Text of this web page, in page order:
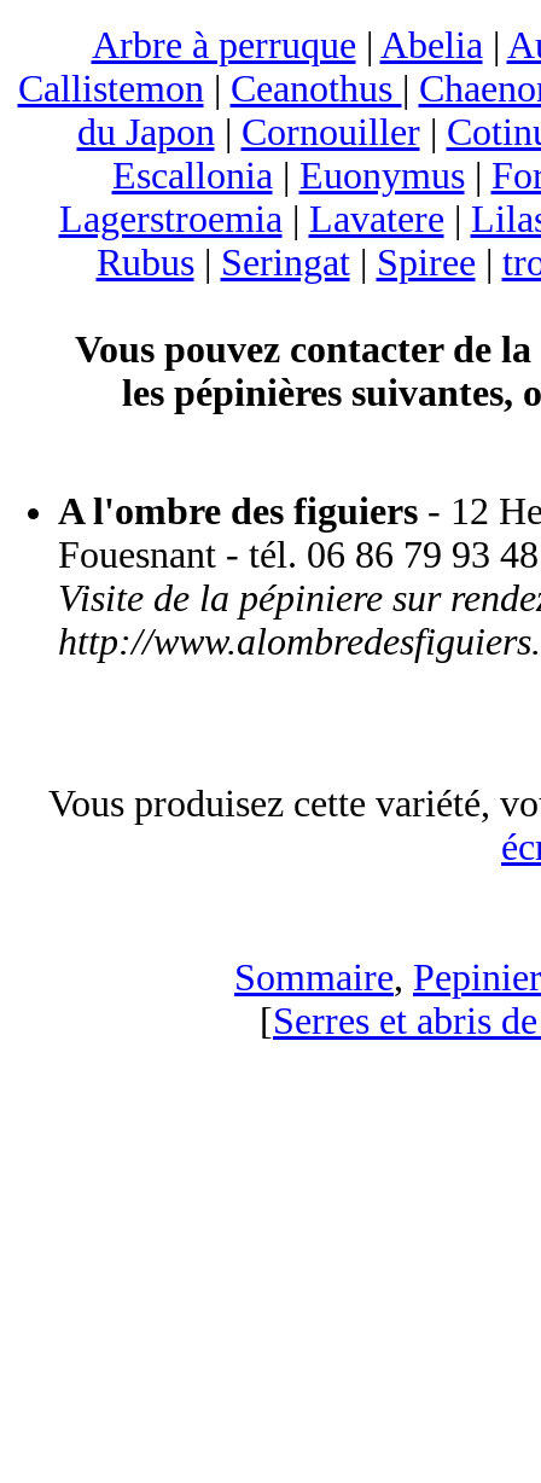
Arbre à perruque | Abelia|
Callistemon| Ceanothus |
du Japon| Cornouiller|
Escallonia| Euonymus|
Lagerstroemia| Lavatere |
Rubus| Seringat| Spiree |
Vous pouvez contacter de
les pépinières
A l'ombre des figuiers - 12
Fouesnant - tél. 06 86 79 93 48
Visite de la pépiniere sur
http://
Vous produisez cette variété,
Sommaire,
[Serres et abris